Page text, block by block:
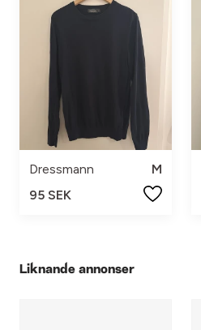
Dressmann
M
95 SEK
Liknande annonser